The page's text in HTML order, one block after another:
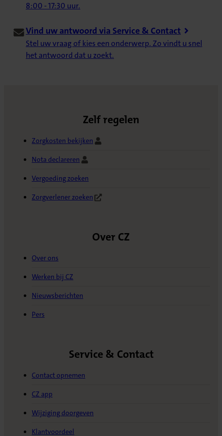
8:00 - 17:30 uur.
Vind uw antwoord via Service & Contact
Stel uw vraag of kies een onderwerp. Zo vindt u snel
het antwoord dat u zoekt.
Zelf regelen
Zorgkosten bekijken
Nota declareren
Vergoeding zoeken
Zorgverlener zoeken
Over CZ
Over ons
Werken bij CZ
Nieuwsberichten
Pers
Service & Contact
Contact opnemen
CZ app
Wijziging doorgeven
Klantvoordeel